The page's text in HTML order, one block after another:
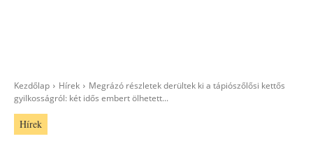
Kezdőlap Hírek
Megrázó részletek derültek ki a tápiószőlősi kettős
gyilkosságról: két idős embert ölhetett...
Hírek